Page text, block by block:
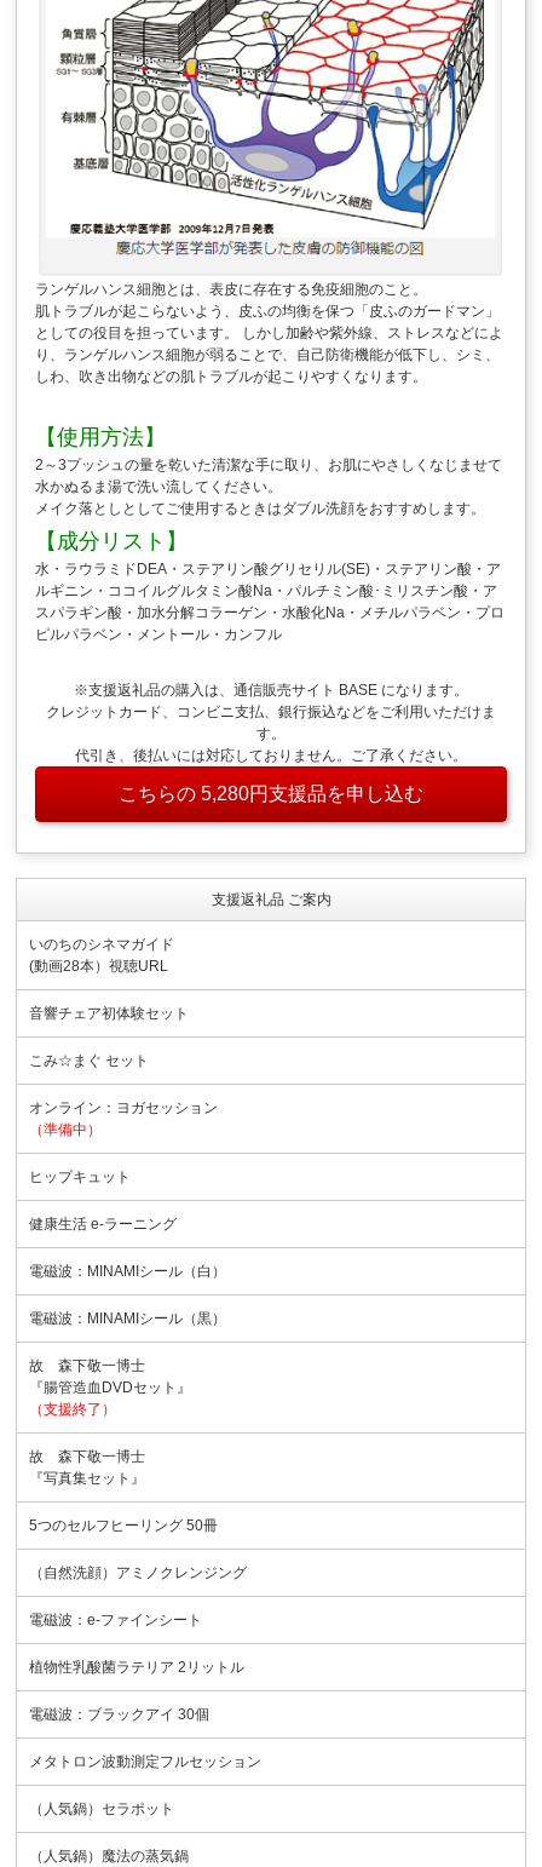
ランゲルハンス細胞とは、表皮に存在する免疫細胞のこと。
肌トラブルが起こらないよう、皮ふの均衡を保つ「皮ふのガードマン」
としての役目を担っています。 しかし加齢や紫外線、ストレスなどによ
り、ランゲルハンス細胞が弱ることで、自己防衛機能が低下し、シミ、
しわ、吹き出物などの肌トラブルが起こりやすくなります。
【使用方法】
2～3プッシュの量を乾いた清潔な手に取り、お肌にやさしくなじませて
水かぬるま湯で洗い流してください。
メイク落としとしてご使用するときはダブル洗顔をおすすめします。
【成分リスト】
水・ラウラミドDEA・ステアリン酸グリセリル(SE)・ステアリン酸・ア
ルギニン・ココイルグルタミン酸Na・パルチミン酸･ミリスチン酸・ア
スパラギン酸・加水分解コラーゲン・水酸化Na・メチルパラベン・プロ
ピルパラベン・メントール・カンフル
※支援返礼品の購入は、通信販売サイト BASE になります。
クレジットカード、コンビニ支払、銀行振込などをご利用いただけま
す。
代引き、後払いには対応しておりません。ご了承ください。
こちらの 5,280円支援品を申し込む
支援返礼品 ご案内
いのちのシネマガイド
(動画28本）視聴URL
音響チェア初体験セット
こみ☆まぐ セット
オンライン：ヨガセッション
（準備中）
ヒップキュット
健康生活 e-ラーニング
電磁波：MINAMIシール（白）
電磁波：MINAMIシール（黒）
故 森下敬一博士
『腸管造血DVDセット』
（支援終了）
故 森下敬一博士
『写真集セット』
5つのセルフヒーリング 50冊
（自然洗顔）アミノクレンジング
電磁波：e-ファインシート
植物性乳酸菌ラテリア 2リットル
電磁波：ブラックアイ 30個
メタトロン波動測定フルセッション
（人気鍋）セラポット
（人気鍋）魔法の蒸気鍋